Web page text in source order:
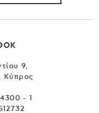
9,
Κύπρος
- 1